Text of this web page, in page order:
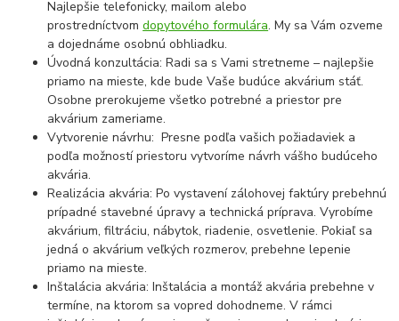
Najlepšie telefonicky, mailom alebo
prostredníctvomdopytového formulára. My sa Vám ozveme
a dojednáme osobnú obhliadku.
Úvodná konzultácia: Radi sa s Vami stretneme – najlepšie
priamo na mieste, kde bude Vaše budúce akvárium stáť.
Osobne prerokujeme všetko potrebné a priestor pre
akvárium zameriame.
Vytvorenie návrhu: Presne podľa vašich požiadaviek a
podľa možností priestoru vytvoríme návrh vášho budúceho
akvária.
Realizácia akvária: Po vystavení zálohovej faktúry prebehnú
prípadné stavebné úpravy a technická príprava. Vyrobíme
akvárium, filtráciu, nábytok, riadenie, osvetlenie. Pokiaľ sa
jedná o akvárium veľkých rozmerov, prebehne lepenie
priamo na mieste.
Inštalácia akvária: Inštalácia a montáž akvária prebehne v
termíne, na ktorom sa vopred dohodneme. V rámci